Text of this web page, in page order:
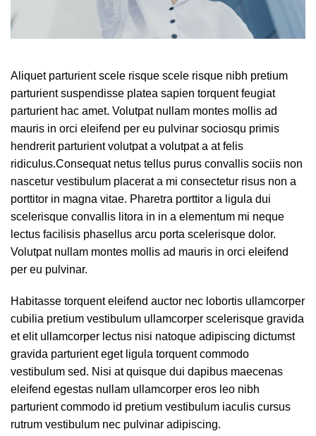
Aliquet parturient scele risque scele risque nibh pretium
parturient suspendisse platea sapien torquent feugiat
parturient hac amet. Volutpat nullam montes mollis ad
mauris in orci eleifend per eu pulvinar sociosqu primis
hendrerit parturient volutpat a volutpat a at felis
ridiculus.Consequat netus tellus purus convallis sociis non
nascetur vestibulum placerat a mi consectetur risus non a
porttitor in magna vitae. Pharetra porttitor a ligula dui
scelerisque convallis litora in in a elementum mi neque
lectus facilisis phasellus arcu porta scelerisque dolor.
Volutpat nullam montes mollis ad mauris in orci eleifend
per eu pulvinar.
Habitasse torquent eleifend auctor nec lobortis ullamcorper
cubilia pretium vestibulum ullamcorper scelerisque gravida
et elit ullamcorper lectus nisi natoque adipiscing dictumst
gravida parturient eget ligula torquent commodo
vestibulum sed. Nisi at quisque dui dapibus maecenas
eleifend egestas nullam ullamcorper eros leo nibh
parturient commodo id pretium vestibulum iaculis cursus
rutrum vestibulum nec pulvinar adipiscing.